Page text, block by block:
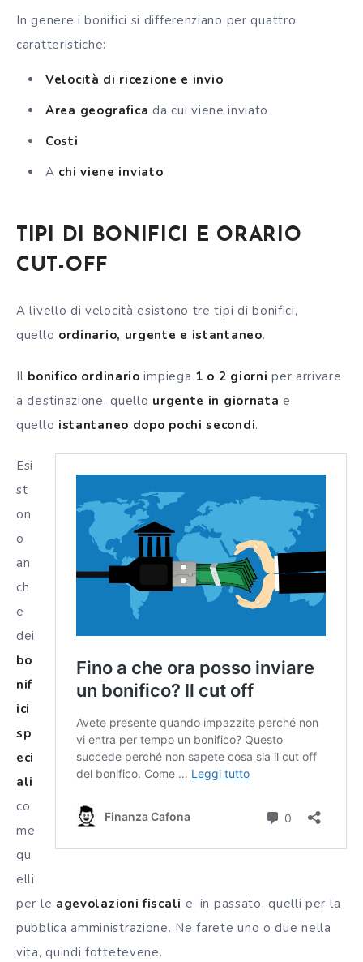
In genere i bonifici si differenziano per quattro
caratteristiche:
Velocità di ricezione e invio
Area geografica da cui viene inviato
Costi
A chi viene inviato
TIPI DI BONIFICI E ORARIO
CUT-OFF
A livello di velocità esistono tre tipi di bonifici,
quello ordinario, urgente e istantaneo.
Il bonifico ordinario impiega 1 o 2 giorni per arrivare
a destinazione, quello urgente in giornata e
quello istantaneo dopo pochi secondi.
Esi
st
on
o
an
ch
e
dei
bo
nif
ici
sp
eci
ali
co
me
qu
elli
per le agevolazioni fiscali e, in passato, quelli per la
pubblica amministrazione. Ne farete uno o due nella
vita, quindi fottetevene.